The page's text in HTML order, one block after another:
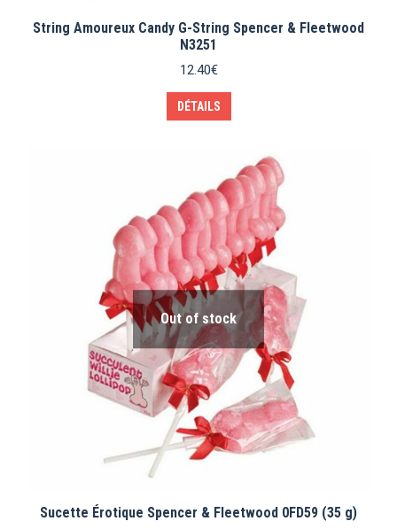
String Amoureux Candy G-String Spencer & Fleetwood
N3251
12.40€
DÉTAILS
Out of stock
Sucette Érotique Spencer & Fleetwood 0FD59 (35 g)